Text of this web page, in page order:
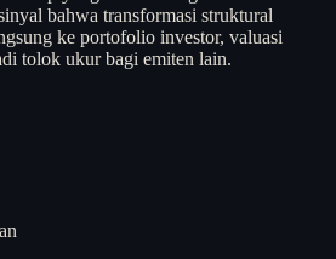
bahwa transformasi struktural
ke portofolio investor, valuasi
tolok ukur bagi emiten lain.